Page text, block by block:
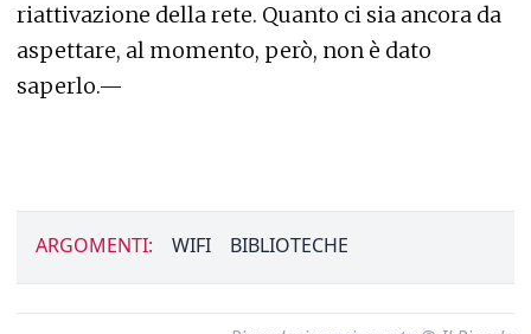
riattivazione della rete. Quanto ci sia ancora da
aspettare, al momento, però, non è dato
saperlo.—
ARGOMENTI: WIFI BIBLIOTECHE